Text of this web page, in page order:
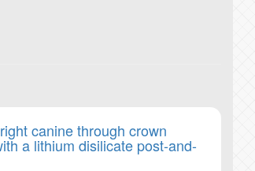
canine through crown
a lithium disilicate post-and-